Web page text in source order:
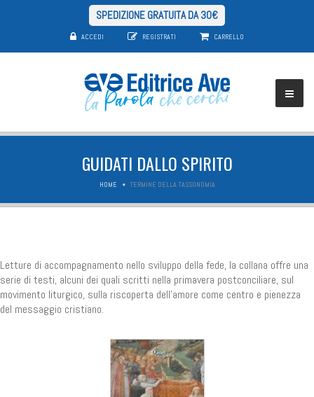
SPEDIZIONE GRATUITA DA 30€
ACCEDI REGISTRATI CARRELLO
GUIDATI DALLO SPIRITO
HOME TERMINE DELLA TASSONOMIA
Letture di accompagnamento nello sviluppo della fede, la collana offre una
serie di testi, alcuni dei quali scritti nella primavera postconciliare, sul
movimento liturgico, sulla riscoperta dell'amore come centro e pienezza
del messaggio cristiano.